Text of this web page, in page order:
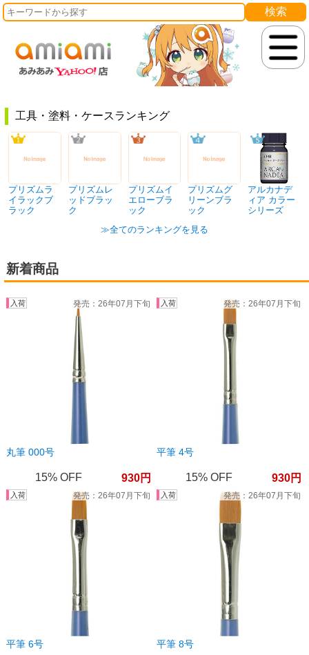
工具・塗料・ケース
プリズムラ
イラックブ
ラック
プリズムレ
ッドブラッ
ク
プリズムイ
エローブラ
ック
プリズムグ
リーンブラ
ック
アルカナデ
ィア カラー
シリーズ
≫全てのランキングを見る
新着商品
丸筆 000号
26年07月下旬
15% 930
平筆 4号
26年07月下旬
15% 930
平筆 6号
26年07月下旬
平筆 8号
26年07月下旬